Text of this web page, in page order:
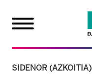
SIDENOR (AZKOITIA)